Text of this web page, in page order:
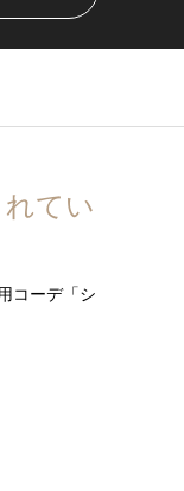
てい
コーデ「シ